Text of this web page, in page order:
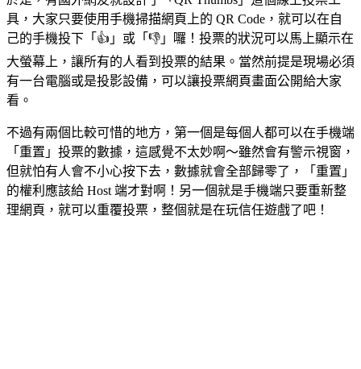
具，大家只要使用手機掃描網頁上的 QR Code，就可以在自
己的手機投下「👍」或「👎」囉！投票的狀況可以馬上顯示在
大螢幕上，讓所有的人看到投票的結果。當然前提是現場必須
有一台電腦或是投影設備，可以讓投票網頁畫面公開給大家
看。
不過有兩個比較可惜的地方，第一個是每個人都可以在手機端
「重置」投票的數據，這感覺不太妙啊～雖然會有警示視窗，
但就怕有人會不小心按下去，數據就會全部歸零了，「重置」
的權利應該給 Host 端才對啊！另一個就是手機端只要重新整
理網頁，就可以重覆投票，整個就是在玩信任遊戲了吧！